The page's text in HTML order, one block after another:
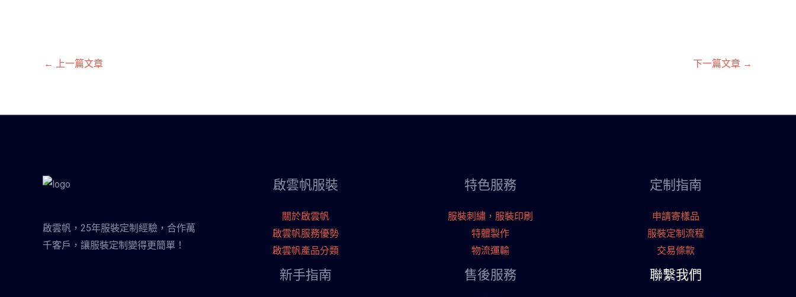
← 上一篇文章 下一篇文章 →
啟雲帆，25年服裝定制經驗，合作萬
千客戶，讓服裝定制變得更簡單！
啟雲帆服裝
關於啟雲帆
啟雲帆服務優勢
啟雲帆產品分類
新手指南
特色服務
服裝刺繡，服裝印刷
特體製作
物流運輸
售後服務
定制指南
申請寄樣品
服裝定制流程
交易條款
聯繫我們